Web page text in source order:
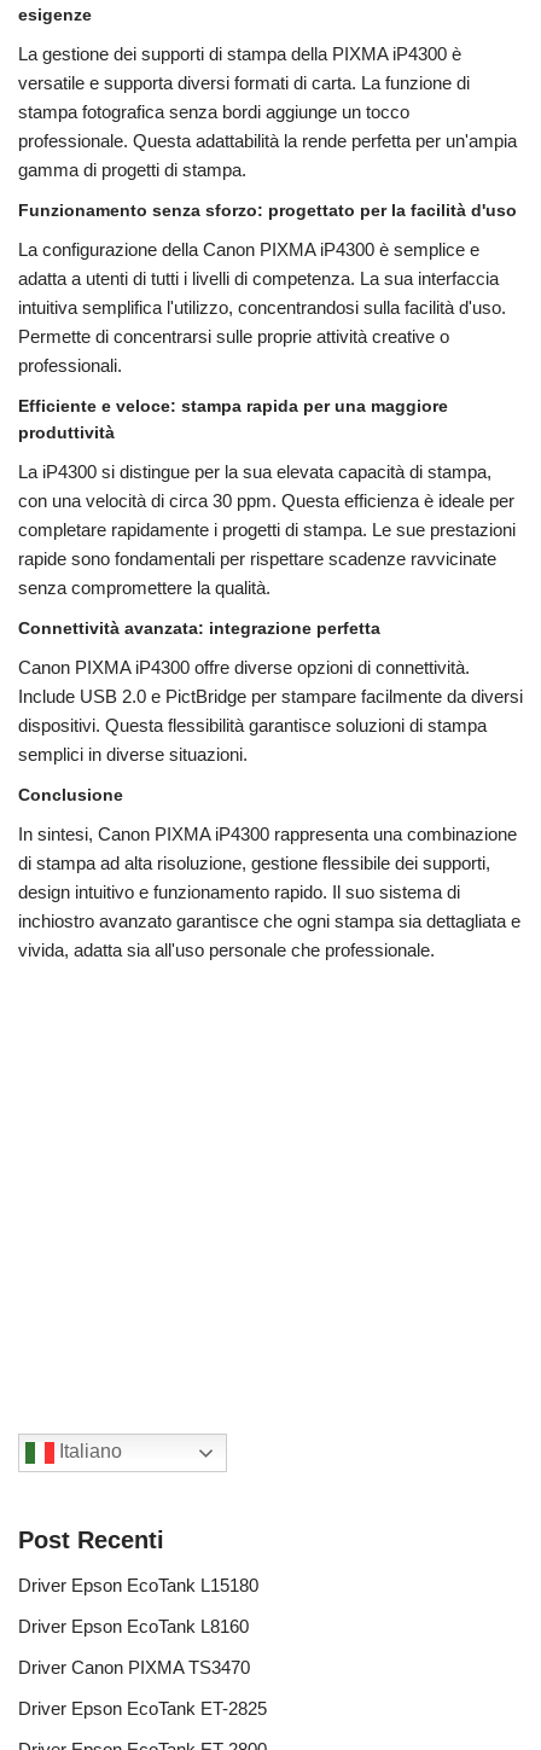
esigenze
La gestione dei supporti di stampa della PIXMA iP4300 è
versatile e supporta diversi formati di carta. La funzione di
stampa fotografica senza bordi aggiunge un tocco
professionale. Questa adattabilità la rende perfetta per un'ampia
gamma di progetti di stampa.
Funzionamento senza sforzo: progettato per la facilità d'uso
La configurazione della Canon PIXMA iP4300 è semplice e
adatta a utenti di tutti i livelli di competenza. La sua interfaccia
intuitiva semplifica l'utilizzo, concentrandosi sulla facilità d'uso.
Permette di concentrarsi sulle proprie attività creative o
professionali.
Efficiente e veloce: stampa rapida per una maggiore
produttività
La iP4300 si distingue per la sua elevata capacità di stampa,
con una velocità di circa 30 ppm. Questa efficienza è ideale per
completare rapidamente i progetti di stampa. Le sue prestazioni
rapide sono fondamentali per rispettare scadenze ravvicinate
senza compromettere la qualità.
Connettività avanzata: integrazione perfetta
Canon PIXMA iP4300 offre diverse opzioni di connettività.
Include USB 2.0 e PictBridge per stampare facilmente da diversi
dispositivi. Questa flessibilità garantisce soluzioni di stampa
semplici in diverse situazioni.
Conclusione
In sintesi, Canon PIXMA iP4300 rappresenta una combinazione
di stampa ad alta risoluzione, gestione flessibile dei supporti,
design intuitivo e funzionamento rapido. Il suo sistema di
inchiostro avanzato garantisce che ogni stampa sia dettagliata e
vivida, adatta sia all'uso personale che professionale.
Italiano
Post Recenti
Driver Epson EcoTank L15180
Driver Epson EcoTank L8160
Driver Canon PIXMA TS3470
Driver Epson EcoTank ET-2825